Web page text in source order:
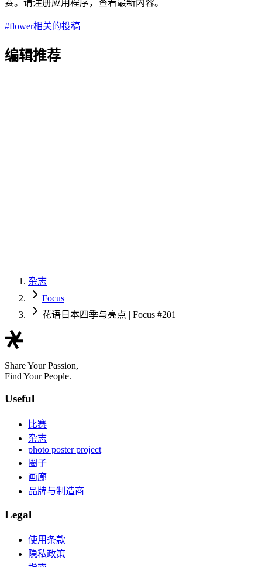
赛。请注册应用程序，查看最新内容。
#flower相关的投稿
编辑推荐
杂志
Focus
花语日本四季与亮点 | Focus #201
Share Your Passion,
Find Your People.
Useful
比赛
杂志
photo poster project
圈子
画廊
品牌与制造商
Legal
使用条款
隐私政策